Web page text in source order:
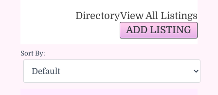
DirectoryView All Listings
ADD LISTING
Sort By: